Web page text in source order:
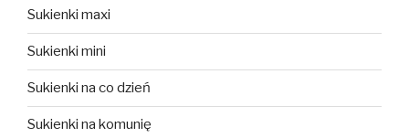
Sukienki maxi
Sukienki mini
Sukienki na co dzień
Sukienki na komunię